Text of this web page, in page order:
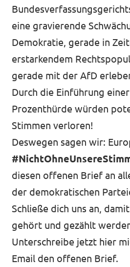
Transparenz
Datenschutz
Impressum
eine gravierende
Demokratie, gerade in
erstarkendem
gerade mit der AfD
Durch die Einführung einer
Prozenthürde würden
Stimmen verloren!
Deswegen sagen wir:
diesen offenen Brief an
der demokratischen
Schließe dich uns an,
gehört und gezählt
Unterschreibe jetzt hier
Email den offenen Brief.